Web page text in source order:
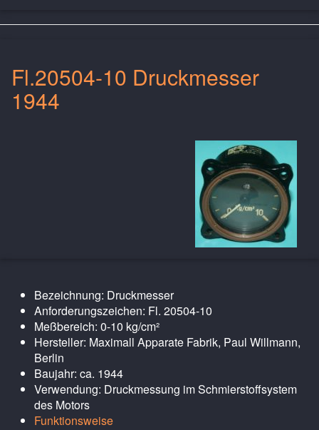
Fl.20504-10 Druckmesser
1944
Bezeichnung: Druckmesser
Anforderungszeichen: Fl. 20504-10
Meßbereich: 0-10 kg/cm²
Hersteller: Maximall Apparate Fabrik, Paul Willmann,
Berlin
Baujahr: ca. 1944
Verwendung: Druckmessung im Schmierstoffsystem
des Motors
Funktionsweise